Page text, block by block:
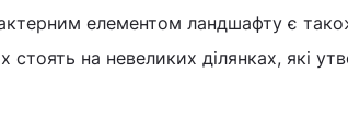
елементом ландшафту є
на невеликих ділянках, які